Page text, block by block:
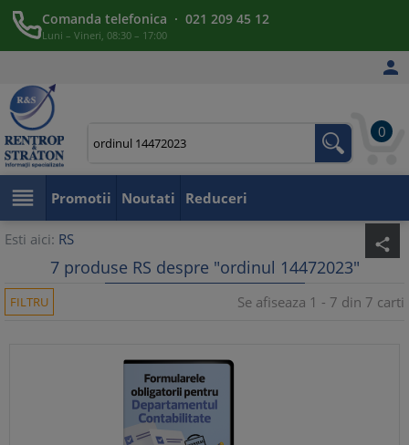
Comanda telefonica · 021 209 45 12
Luni – Vineri, 08:30 – 17:00

0
 Promotii Noutati Reduceri
Esti aici: RS share
7 produse RS despre "ordinul 14472023"
FILTRU Se afiseaza 1 - 7 din 7 carti